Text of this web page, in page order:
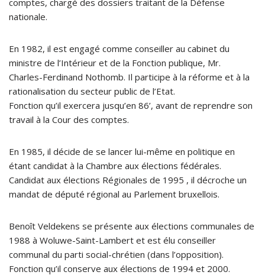
comptes, chargé des dossiers traitant de la Défense
nationale.
En 1982, il est engagé comme conseiller au cabinet du
ministre de l’Intérieur et de la Fonction publique, Mr.
Charles-Ferdinand Nothomb. Il participe à la réforme et à la
rationalisation du secteur public de l’Etat.
Fonction qu’il exercera jusqu’en 86’, avant de reprendre son
travail à la Cour des comptes.
En 1985, il décide de se lancer lui-même en politique en
étant candidat à la Chambre aux élections fédérales.
Candidat aux élections Régionales de 1995 , il décroche un
mandat de député régional au Parlement bruxellois.
Benoît Veldekens se présente aux élections communales de
1988 à Woluwe-Saint-Lambert et est élu conseiller
communal du parti social-chrétien (dans l’opposition).
Fonction qu’il conserve aux élections de 1994 et 2000.